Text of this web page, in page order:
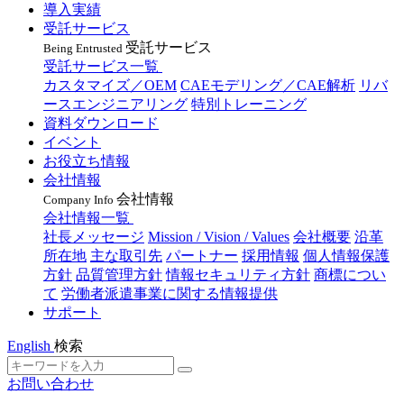
導入実績
受託サービス
Being Entrusted 受託サービス
受託サービス一覧
カスタマイズ／OEM CAEモデリング／CAE解析 リバ
ースエンジニアリング 特別トレーニング
資料ダウンロード
イベント
お役立ち情報
会社情報
Company Info 会社情報
会社情報一覧
社長メッセージ Mission / Vision / Values 会社概要 沿革
所在地 主な取引先 パートナー 採用情報 個人情報保護
方針 品質管理方針 情報セキュリティ方針 商標につい
て 労働者派遣事業に関する情報提供
サポート
English 検索
お問い合わせ